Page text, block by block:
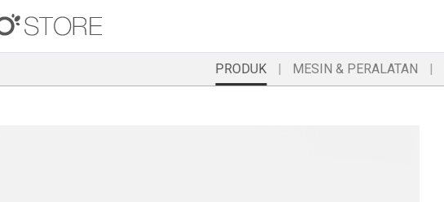
PRODUK MESIN & PERALATAN